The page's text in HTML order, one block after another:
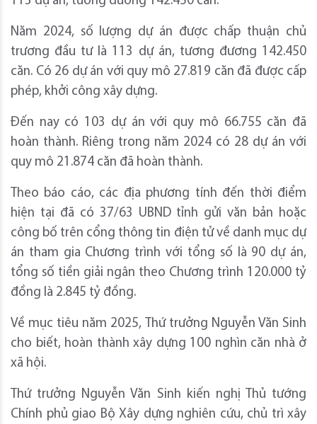
Năm 2024, số lượng dự án được chấp thuận chủ
trương đầu tư là 113 dự án, tương đương 142.450
căn. Có 26 dự án với quy mô 27.819 căn đã được cấp
phép, khởi công xây dựng.
Đến nay có 103 dự án với quy mô 66.755 căn đã
hoàn thành. Riêng trong năm 2024 có 28 dự án với
quy mô 21.874 căn đã hoàn thành.
Theo báo cáo, các địa phương tính đến thời điểm
hiện tại đã có 37/63 UBND tỉnh gửi văn bản hoặc
công bố trên cổng thông tin điện tử về danh mục dự
án tham gia Chương trình với tổng số là 90 dự án,
tổng số tiền giải ngân theo Chương trình 120.000 tỷ
đồng là 2.845 tỷ đồng.
Về mục tiêu năm 2025, Thứ trưởng Nguyễn Văn Sinh
cho biết, hoàn thành xây dựng 100 nghìn căn nhà ở
xã hội.
Thứ trưởng Nguyễn Văn Sinh kiến nghị Thủ tướng
Chính phủ giao Bộ Xây dựng nghiên cứu, chủ trì xây